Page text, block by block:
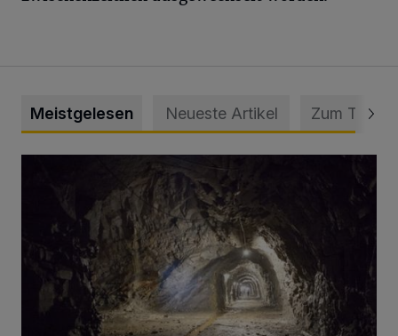
Meistgelesen Neueste Artikel Zum Thema